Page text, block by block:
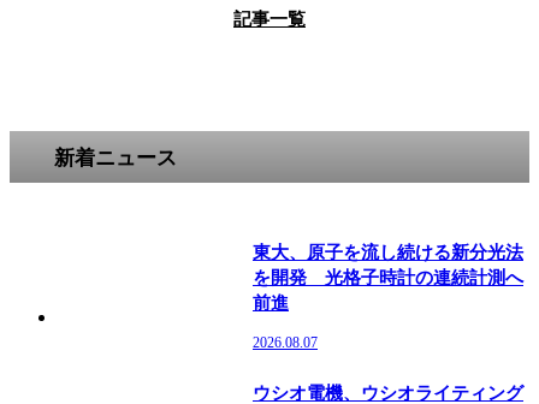
記事一覧
新着ニュース
東大、原子を流し続ける新分光法
を開発 光格子時計の連続計測へ
前進
2026.08.07
ウシオ電機、ウシオライティング